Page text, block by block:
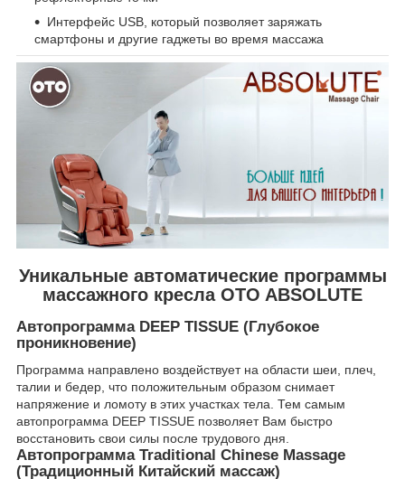
Интерфейс USB, который позволяет заряжать
смартфоны и другие гаджеты во время массажа
Уникальные автоматические программы
массажного кресла OTO ABSOLUTE
Автопрограмма DEEP TISSUE (Глубокое
проникновение)
Программа направлено воздействует на области шеи, плеч,
талии и бедер, что положительным образом снимает
напряжение и ломоту в этих участках тела. Тем самым
автопрограмма DEEP TISSUE позволяет Вам быстро
восстановить свои силы после трудового дня.
Автопрограмма Traditional Chinese Massage
(Традиционный Китайский массаж)